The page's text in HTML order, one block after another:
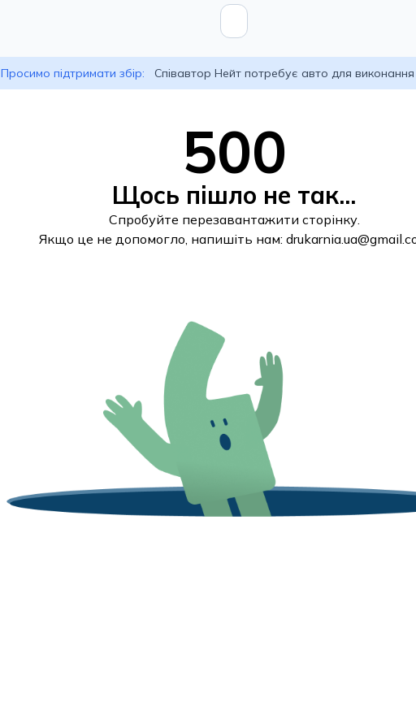
Просимо підтримати збір: Співавтор Нейт потребує авто для
500
Щось пішло не так...
Спробуйте перезавантажити сторінку.
Якщо це не допомогло, напишіть нам: